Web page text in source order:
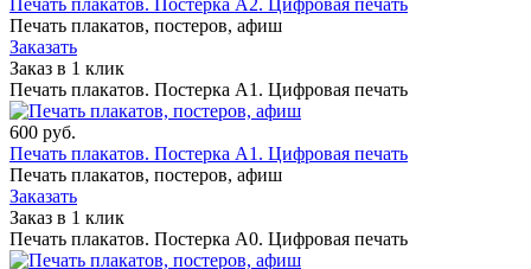
Печать плакатов, постеров, афиш
Заказать
Заказ в 1 клик
Печать плакатов. Постерка А1. Цифровая печать
600 руб.
Печать плакатов. Постерка А1. Цифровая печать
Печать плакатов, постеров, афиш
Заказать
Заказ в 1 клик
Печать плакатов. Постерка А0. Цифровая печать